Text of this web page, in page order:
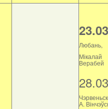
23.03
Любань,
Мікалай
Верабей
28.03
А.